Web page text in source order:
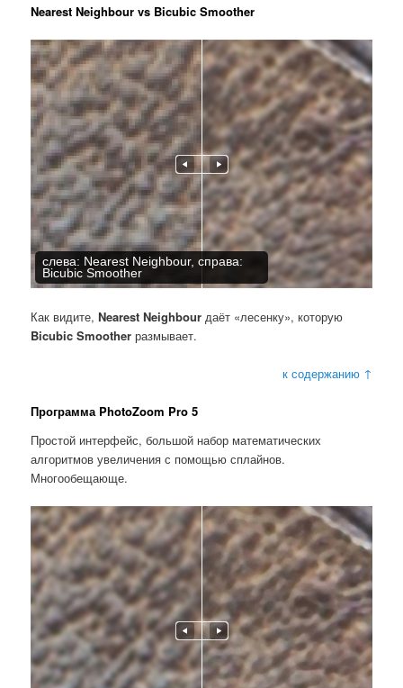
Nearest Neighbour vs Bicubic Smoother
слева: Nearest Neighbour, справа:
Bicubic Smoother
Как видите,Nearest Neighbour даёт «лесенку», которую
Bicubic Smoother размывает.
к содержанию ↑
Программа PhotoZoom Pro 5
Простой интерфейс, большой набор математических
алгоритмов увеличения с помощью сплайнов.
Многообещающе.